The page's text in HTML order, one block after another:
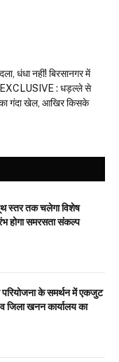
धंधा नहीं! बिरसानगर में
EXCLUSIVE : धड़ल्ले से
का गंदा खेल, आखिर किसके
स्तर तक चलेगा विशेष
होगा समरसता संकल्प
के समर्थन में एकजुट
व जिला खनन कार्यालय का